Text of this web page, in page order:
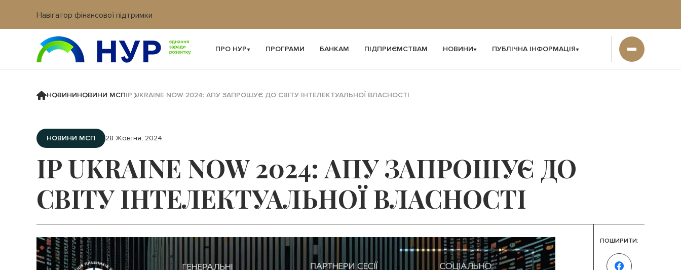
Навігатор фінансової підтримки
Вхід в кабінет IT платформи
ПРО НУР ПРОГРАМИ БАНКАМ ПІДПРИЄМСТВАМ НОВИНИ ПУБЛІЧНА ІНФОРМАЦІЯ
НОВИНИНОВИНИ МСПIP UKRAINE NOW 2024: АПУ ЗАПРОШУЄ ДО СВІТУ ІНТЕЛЕКТУАЛЬНОЇ ВЛАСНОСТІ
НОВИНИ МСП 28 Жовтня, 2024
IP UKRAINE NOW 2024: АПУ ЗАПРОШУЄ ДО
СВІТУ ІНТЕЛЕКТУАЛЬНОЇ ВЛАСНОСТІ
ПОШИРИТИ: